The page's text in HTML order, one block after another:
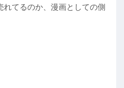
れてるのか、漫画としての側